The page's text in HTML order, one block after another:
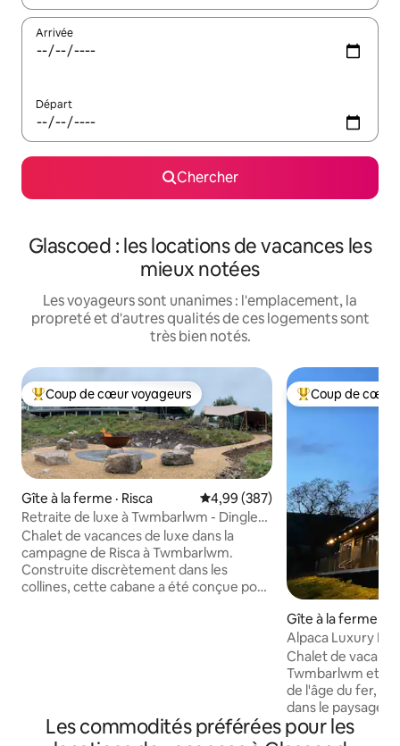
Arrivée
Départ
Chercher
Glascoed : les locations de vacances les
mieux notées
Les voyageurs sont unanimes : l'emplacement, la
propreté et d'autres qualités de ces logements sont
très bien notés.
Coup de cœur voyageurs parmi les plus aimés
Coup de cœur voyageurs
Gîte à la ferme · Risca Note moyenne de 4,99 sur 5,
4,99 (387)
Retraite de luxe à Twmbarlwm - Dingle
Lodge
Chalet de vacances de luxe dans la
campagne de Risca à Twmbarlwm.
Construite discrètement dans les
collines, cette cabane a été conçue pour
détails* - Trousse de bienvenue gratuite
- Bain à remous privé et foyer/gril 20 £ -
Coup de cœur
Coup de cœur
Gîte à la ferme ·
Alpaca Luxury
Gardenfield
Chalet de
Twmbarlwm et
de l'âge du fer,
dans le paysage
privées et
au sud vers la
Les commodités préférées pour les